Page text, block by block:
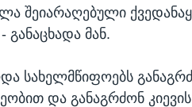
შეიარაღებული
განაცხადა მან.
სახელმწიფოებს
და განაგრძონ